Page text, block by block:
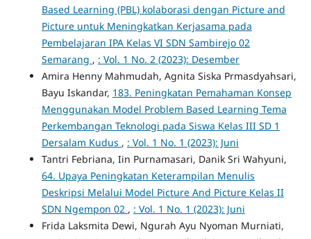
Based Learning (PBL) kolaborasi dengan Picture and
Picture untuk Meningkatkan Kerjasama pada
Pembelajaran IPA Kelas VI SDN Sambirejo 02
Semarang , : Vol. 1 No. 2 (2023): Desember
Amira Henny Mahmudah, Agnita Siska Prmasdyahsari,
Bayu Iskandar, 183. Peningkatan Pemahaman Konsep
Menggunakan Model Problem Based Learning Tema
Perkembangan Teknologi pada Siswa Kelas III SD 1
Dersalam Kudus , : Vol. 1 No. 1 (2023): Juni
Tantri Febriana, Iin Purnamasari, Danik Sri Wahyuni,
64. Upaya Peningkatan Keterampilan Menulis
Deskripsi Melalui Model Picture And Picture Kelas II
SDN Ngempon 02 , : Vol. 1 No. 1 (2023): Juni
Frida Laksmita Dewi, Ngurah Ayu Nyoman Murniati,